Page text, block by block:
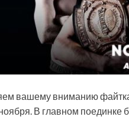
вашему вниманию
В главном поединке